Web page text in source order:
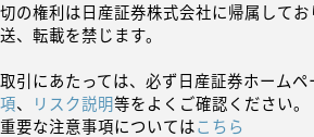
切の権利は日産証券株式会社に帰属して
送、転載を禁じます。
取引にあたっては、必ず日産証券ホームペ
項、 リスク説明等をよくご確認ください。
重要な注意事項についてはこちら